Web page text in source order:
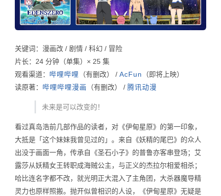
关键词：漫画改 / 剧情 / 科幻 / 冒险
片长：24 分钟（单集）× 25 集
观看渠道： 哔哩哔哩 （有删改） / AcFun
（即将上映）
读原著： 哔哩哔哩漫画 （有删改） / 腾讯动漫
未来是可以改变的！
看过真岛浩前几部作品的读者，对《伊甸星原》的第一印象，
大抵是「这个妹妹我曾见过的」。来自《妖精的尾巴》的众人
出没于画面一角，传承自《圣石小子》的普鲁亦客串登场；艾
露莎从妖精女王转职成海贼公主，与正义的杰拉尔相爱相杀；
哈比连名字都不改，就光明正大混入了主角团，大杀器魔导精
灵力也原样照搬。抛开似曾相识的人设，《伊甸星原》无疑是